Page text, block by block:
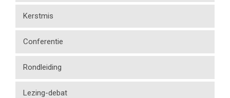
Kerstmis
Conferentie
Rondleiding
Lezing-debat